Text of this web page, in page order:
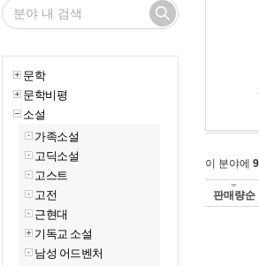
문학
문학비평
소설
가족소설
고딕소설
고스트
고전
근현대
기독교 소설
남성 어드벤처
이 분야에
판매량순